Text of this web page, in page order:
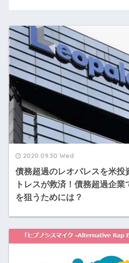
2020.09.30 Wed
債務超過のレオパレスを米投
トレスが救済！債務超過企
を狙うためには？